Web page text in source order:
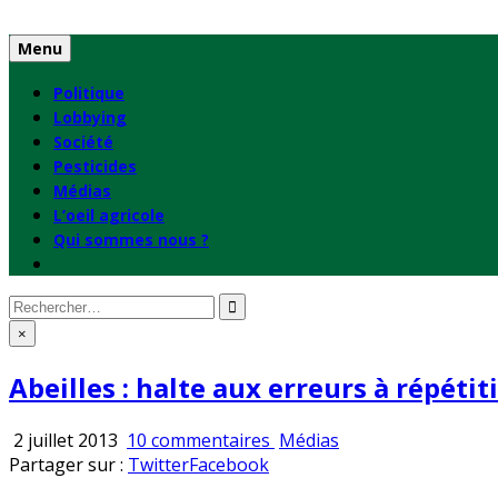
to
content
Menu
Politique
Lobbying
Société
Pesticides
Médias
L’oeil agricole
Qui sommes nous ?
Rechercher
: ×
Abeilles : halte aux erreurs à
2 juillet 2013 10 commentaires sur
Publié
Médias
Partager sur : TwitterFacebook